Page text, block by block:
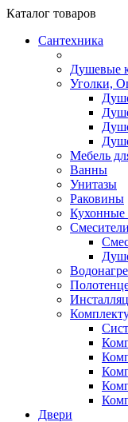
Каталог товаров
Сантехника
Душевые
Уголки,
Мебель
Ванны
Унитазы
Раковины
Кухонные
Двери